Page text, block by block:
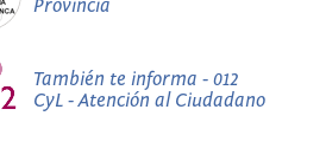
Provincia
También te informa - 012
CyL - Atención al Ciudadano